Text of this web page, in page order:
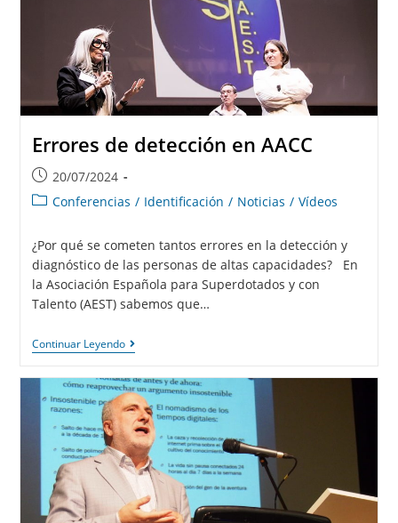
Errores de detección en AACC
20/07/2024
Conferencias / Identificación / Noticias / Vídeos
¿Por qué se cometen tantos errores en la detección y
diagnóstico de las personas de altas capacidades? En
la Asociación Española para Superdotados y con
Talento (AEST) sabemos que…
Continuar Leyendo